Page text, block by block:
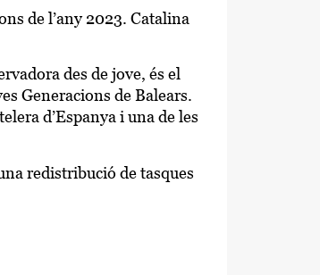
de l’any 2023. Catalina
des de jove, és el
Generacions de Balears.
d’Espanya i una de les
redistribució de tasques